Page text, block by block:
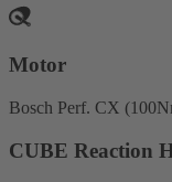
Motor
Bosch Perf. CX
CUBE Reaction